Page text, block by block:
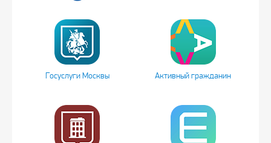
Госуслуги Москвы Активный гражданин